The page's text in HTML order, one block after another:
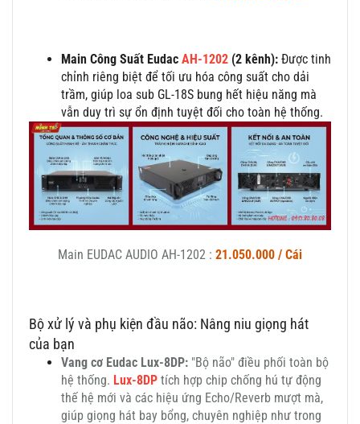
Main Công Suất Eudac AH-1202 (2 kênh): Được tinh
chỉnh riêng biệt để tối ưu hóa công suất cho dải
trầm, giúp loa sub GL-18S bung hết hiệu năng mà
vẫn duy trì sự ổn định tuyệt đối cho toàn hệ thống.
Main EUDAC AUDIO AH-1202 : 21.050.000 / Cái
Bộ xử lý và phụ kiện đầu não: Nâng niu giọng hát
của bạn
Vang cơ Eudac Lux-8DP: "Bộ não" điều phối toàn bộ
hệ thống. Lux-8DP tích hợp chip chống hú tự động
thế hệ mới và các hiệu ứng Echo/Reverb mượt mà,
giúp giọng hát bay bổng, chuyên nghiệp như trong